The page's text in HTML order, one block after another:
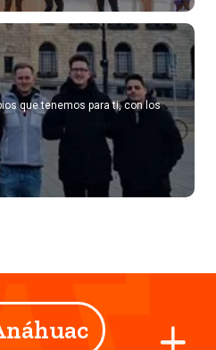
que tenemos para ti, con los